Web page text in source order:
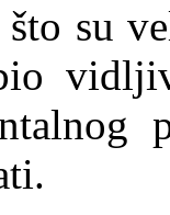
su